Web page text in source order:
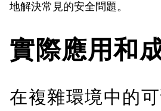
地解決常見的安全問題。
實際應用和
在複雜環境中的